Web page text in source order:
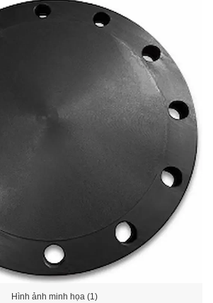
Hình ảnh minh họa (1)